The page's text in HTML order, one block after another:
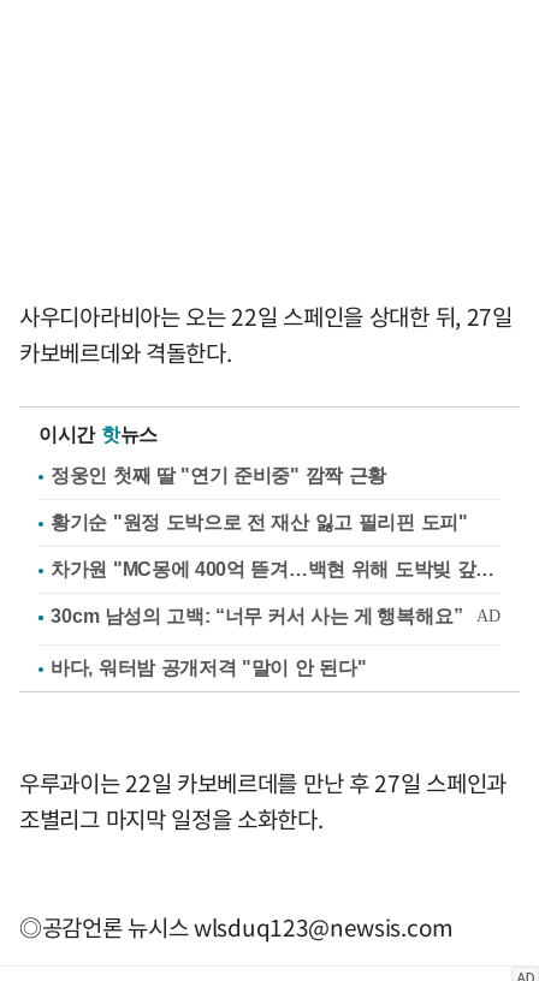
사우디아라비아는 오는 22일 스페인을 상대한 뒤, 27일
카보베르데와 격돌한다.
이시간 핫뉴스
정웅인 첫째 딸 "연기 준비중" 깜짝 근황
황기순 "원정 도박으로 전 재산 잃고 필리핀 도피"
차가원 "MC몽에 400억 뜯겨…백현 위해 도박빚 갚아줘"
바다, 워터밤 공개저격 "말이 안 된다"
우루과이는 22일 카보베르데를 만난 후 27일 스페인과
조별리그 마지막 일정을 소화한다.
◎공감언론 뉴시스wlsduq123@newsis.com